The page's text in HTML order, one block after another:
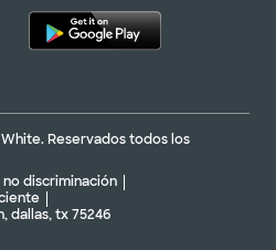
Reservados todos los
discriminación
dallas, tx 75246